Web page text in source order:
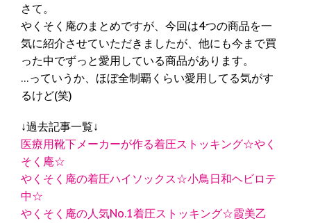
さて。
やくそく庵のまとめですが、今回は4つの商品を一
気に紹介させていただきましたが、他にも今まで買
った中でずっと愛用している商品があります。
…っていうか、ほぼ全制覇くらい愛用してる気がす
るけど(笑)
↓過去記事一覧↓
医療用靴下メーカーが作る着圧ストッキング☆やく
そく庵☆
やくそく庵の着圧ハイソックス☆小鳥日和ヘビロテ
中☆
やくそく庵の人気No.1着圧ストッキング☆霞美乙